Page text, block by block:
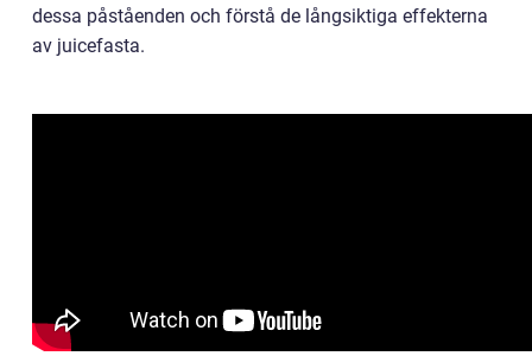
dessa påståenden och förstå de långsiktiga effekterna
av juicefasta.